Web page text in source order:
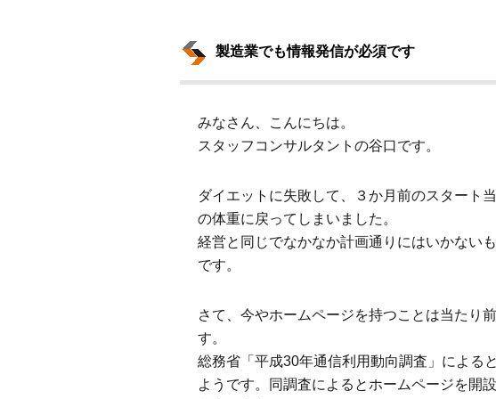
製造業でも情報発信が必須です
みなさん、こんにちは。
スタッフコンサルタントの谷口です。
ダイエットに失敗して、３か月前のスタート
の体重に戻ってしまいました。
経営と同じでなかなか計画通りにはいかない
です。
さて、今やホームページを持つことは当たり
す。
総務省「平成30年通信利用動向調査」による
ようです。同調査によるとホームページを開